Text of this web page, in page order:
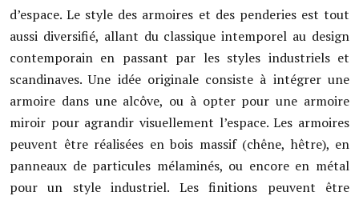
d’espace. Le style des armoires et des penderies est tout
aussi diversifié, allant du classique intemporel au design
contemporain en passant par les styles industriels et
scandinaves. Une idée originale consiste à intégrer une
armoire dans une alcôve, ou à opter pour une armoire
miroir pour agrandir visuellement l’espace. Les armoires
peuvent être réalisées en bois massif (chêne, hêtre), en
panneaux de particules mélaminés, ou encore en métal
pour un style industriel. Les finitions peuvent être